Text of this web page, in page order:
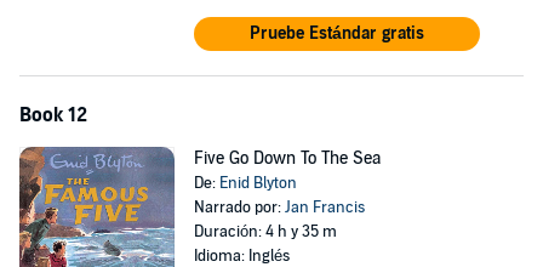
Pruebe Estándar gratis
Book 12
Five Go Down To The Sea
De: Enid Blyton
Narrado por:Jan Francis
Duración: 4 h y 35 m
Idioma: Inglés